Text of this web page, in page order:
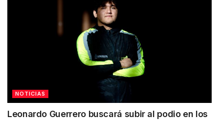
NOTICIAS
Leonardo Guerrero buscará subir al podio en los